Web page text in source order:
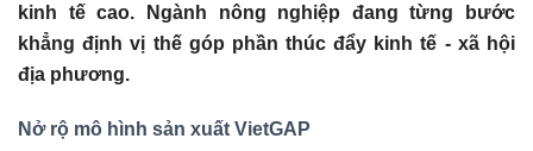
kinh tế cao. Ngành nông nghiệp đang từng bước
khẳng định vị thế góp phần thúc đẩy kinh tế - xã hội
địa phương.
Nở rộ mô hình sản xuất VietGAP